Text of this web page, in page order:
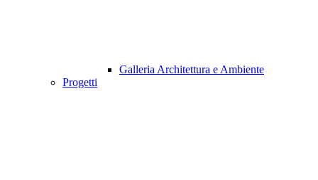
Galleria Architettura e Ambiente
Progetti